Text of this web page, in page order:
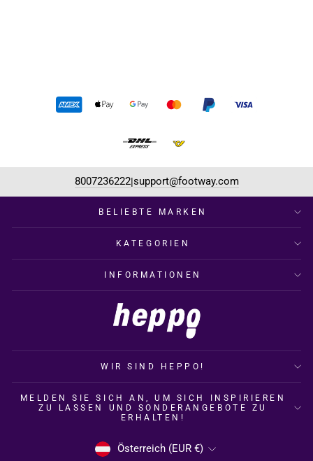
8007236222|support@footway.com
BELIEBTE MARKEN
KATEGORIEN
INFORMATIONEN
WIR SIND HEPPO!
MELDEN SIE SICH AN, UM SICH INSPIRIEREN
ZU LASSEN UND SONDERANGEBOTE ZU
ERHALTEN!
WÄHRUNG
Österreich (EUR €)